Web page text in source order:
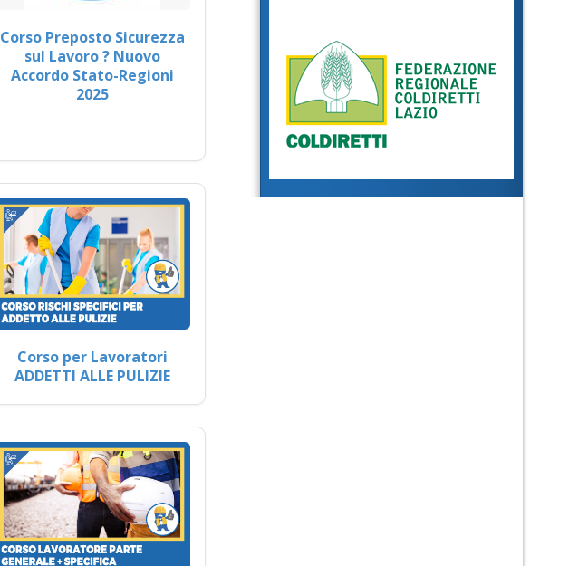
Corso Preposto Sicurezza
sul Lavoro ? Nuovo
Accordo Stato-Regioni
2025
Corso per Lavoratori
ADDETTI ALLE PULIZIE